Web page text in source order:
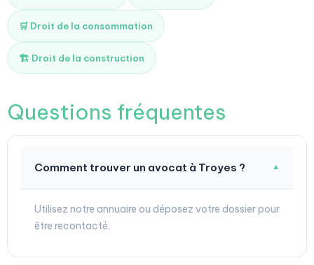
🛒 Droit de la consommation
🏗️ Droit de la construction
Questions fréquentes
Comment trouver un avocat à Troyes ? ▼
Utilisez notre annuaire ou déposez votre dossier pour
être recontacté.